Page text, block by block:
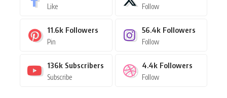
Like Follow
11.6k Followers
Pin
56.4k Followers
Follow
136k Subscribers
Subscribe
4.4k Followers
Follow